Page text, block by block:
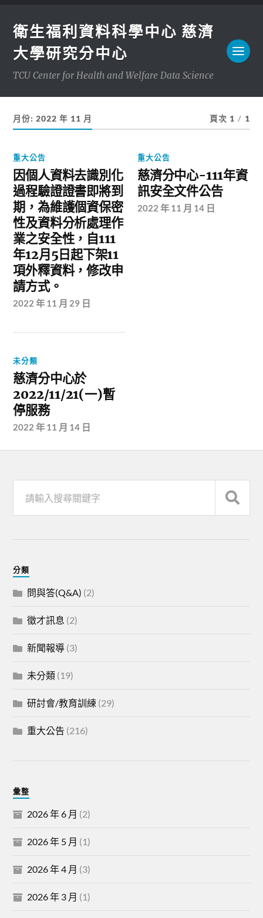
衛生福利資料科學中心 慈濟
大學研究分中心
TCU Center for Health and Welfare Data Science
月份:2022 年 11 月 頁次 1 / 1
重大公告
因個人資料去識別化
過程驗證證書即將到
期，為維護個資保密
性及資料分析處理作
業之安全性，自111
年12月5日起下架11
項外釋資料，修改申
請方式。
2022 年 11 月 29 日
重大公告
慈濟分中心-111年資
訊安全文件公告
2022 年 11 月 14 日
未分類
慈濟分中心於
2022/11/21(一)暫
停服務
2022 年 11 月 14 日
分類
問與答(Q&A) (2)
徵才訊息 (2)
新聞報導 (3)
未分類 (19)
研討會/教育訓練 (29)
重大公告 (216)
彙整
2026 年 6 月 (2)
2026 年 5 月 (1)
2026 年 4 月 (3)
2026 年 3 月 (1)